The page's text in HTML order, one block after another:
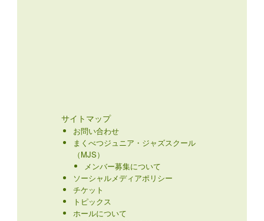
サイトマップ
お問い合わせ
まくべつジュニア・ジャズスクール
（MJS）
メンバー募集について
ソーシャルメディアポリシー
チケット
トピックス
ホールについて